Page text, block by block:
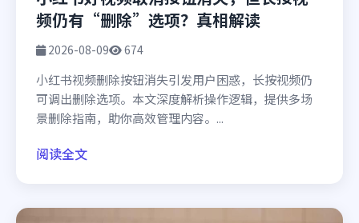
频仍有“删除”选项？真相解读
2026-08-09 674
小红书视频删除按钮消失引发用户困惑，长按视频仍
可调出删除选项。本文深度解析操作逻辑，提供多场
景删除指南，助你高效管理内容。...
阅读全文